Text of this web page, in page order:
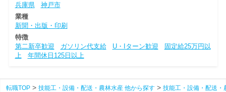
兵庫県
神戸市
業種
新聞・出版・印刷
特徴
第二新卒歓迎
ガソリン代支給 U・Iターン歓迎
固定給25万円以
上
年間休日125日以上
転職TOP 技能工・設備・配送・農林水産 他から探す 技能工・設備・配送・